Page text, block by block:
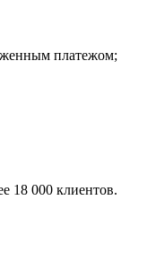
платежом;
18 000 клиентов.